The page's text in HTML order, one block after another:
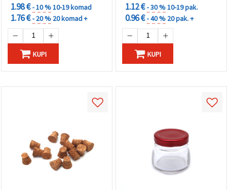
1.98 €- 10 %10-19 komad
1.76 €- 20 % 20 komad +
KUPI
1.12 €- 30 %10-19 pak.
0.96 €- 40 % 20 pak. +
KUPI